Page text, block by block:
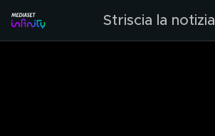
Striscia la notizia